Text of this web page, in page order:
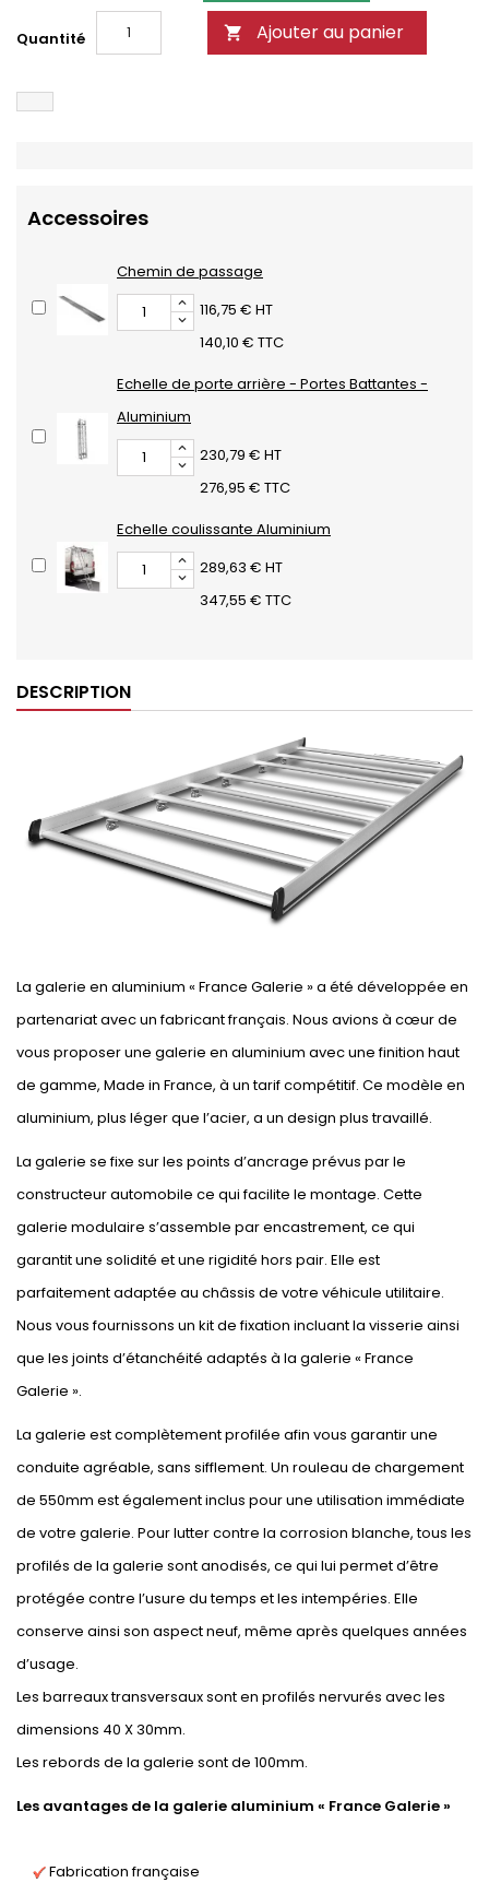
Quantité  Ajouter au panier
Accessoires
Chemin de passage
116,75 € HT
140,10 € TTC
Echelle de porte arrière - Portes Battantes -
Aluminium
230,79 € HT
276,95 € TTC
Echelle coulissante Aluminium
289,63 € HT
347,55 € TTC
DESCRIPTION
La galerie en aluminium « France Galerie » a été développée en
partenariat avec un fabricant français. Nous avions à cœur de
vous proposer une galerie en aluminium avec une finition haut
de gamme, Made in France, à un tarif compétitif. Ce modèle en
aluminium, plus léger que l’acier, a un design plus travaillé.
La galerie se fixe sur les points d’ancrage prévus par le
constructeur automobile ce qui facilite le montage. Cette
galerie modulaire s’assemble par encastrement, ce qui
garantit une solidité et une rigidité hors pair. Elle est
parfaitement adaptée au châssis de votre véhicule utilitaire.
Nous vous fournissons un kit de fixation incluant la visserie ainsi
que les joints d’étanchéité adaptés à la galerie « France
Galerie ».
La galerie est complètement profilée afin vous garantir une
conduite agréable, sans sifflement. Un rouleau de chargement
de 550mm est également inclus pour une utilisation immédiate
de votre galerie. Pour lutter contre la corrosion blanche, tous les
profilés de la galerie sont anodisés, ce qui lui permet d’être
protégée contre l’usure du temps et les intempéries. Elle
conserve ainsi son aspect neuf, même après quelques années
d’usage.
Les barreaux transversaux sont en profilés nervurés avec les
dimensions 40 X 30mm.
Les rebords de la galerie sont de 100mm.
Les avantages de la galerie aluminium « France Galerie »
Fabrication française